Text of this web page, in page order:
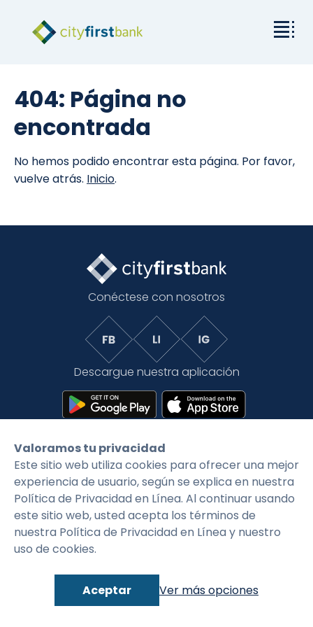
Empresas y particulares
Acerca de City First
Language Inicio de sesión
404: Página no
encontrada
No hemos podido encontrar esta página. Por favor,
vuelve atrás. Inicio.
Conéctese con nosotros
Descargue nuestra aplicación
©2026 CityFirstBank. Todos los derechos
reservados.
Política de privacidad Condiciones generales
Valoramos tu privacidad
Este sitio web utiliza cookies para ofrecer una mejor
experiencia de usuario, según se explica en nuestra
Política de Privacidad en Línea. Al continuar usando
este sitio web, usted acepta los términos de
nuestra Política de Privacidad en Línea y nuestro
uso de cookies.
Aceptar Ver más opciones